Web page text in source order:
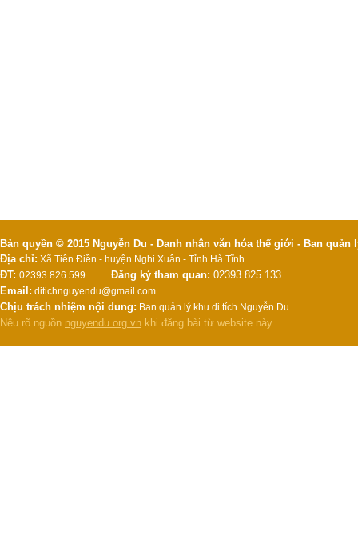
Bản quyền © 2015 Nguyễn Du - Danh nhân văn hóa thế giới - Ban
Địa chỉ: Xã Tiên Điền - huyện Nghi Xuân - Tỉnh Hà Tĩnh.
ĐT: 02393 826 599 Đăng ký tham quan: 02393 825 133
Email: ditichnguyendu@gmail.com
Chịu trách nhiệm nội dung: Ban quản lý khu di tích Nguyễn Du
Nêu rõ nguồn nguyendu.org.vn khi đăng bài từ website này.